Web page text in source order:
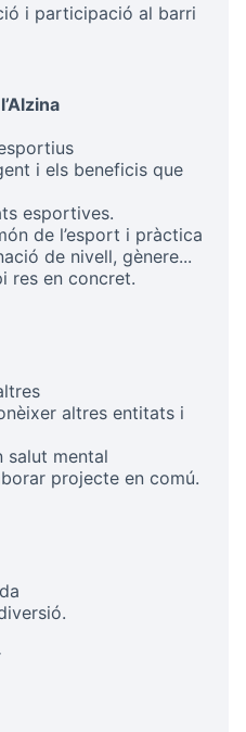
i participació al barri
i els beneficis que
esportives.
de l’esport i pràctica
de nivell, gènere...
res en concret.
altres entitats i
salut mental
projecte en comú.